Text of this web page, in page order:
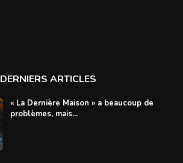
DERNIERS ARTICLES
« La Dernière Maison » a beaucoup de
problèmes, mais...